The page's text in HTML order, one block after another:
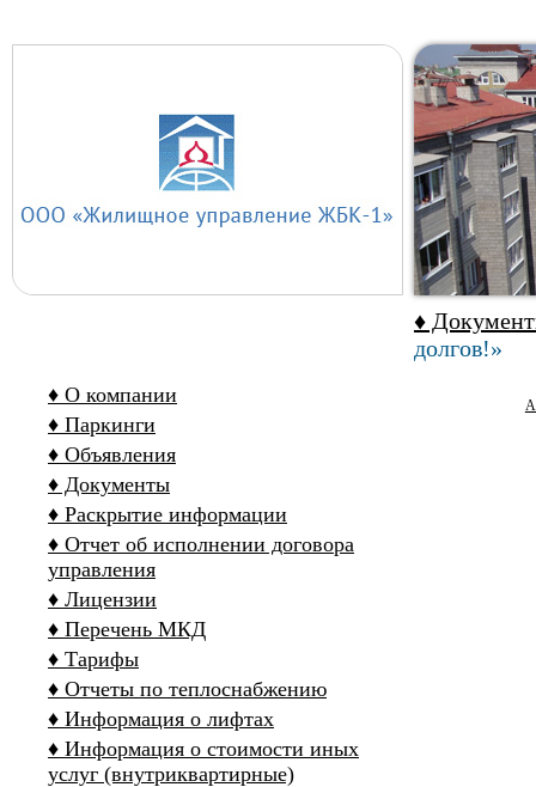
♦
долгов!»
♦ О компании
♦ Паркинги
♦ Объявления
♦ Документы
♦ Раскрытие информации
♦ Отчет об исполнении договора
управления
♦ Лицензии
♦ Перечень МКД
♦ Тарифы
♦ Отчеты по теплоснабжению
♦ Информация о лифтах
♦ Информация о стоимости иных
услуг (внутриквартирные)